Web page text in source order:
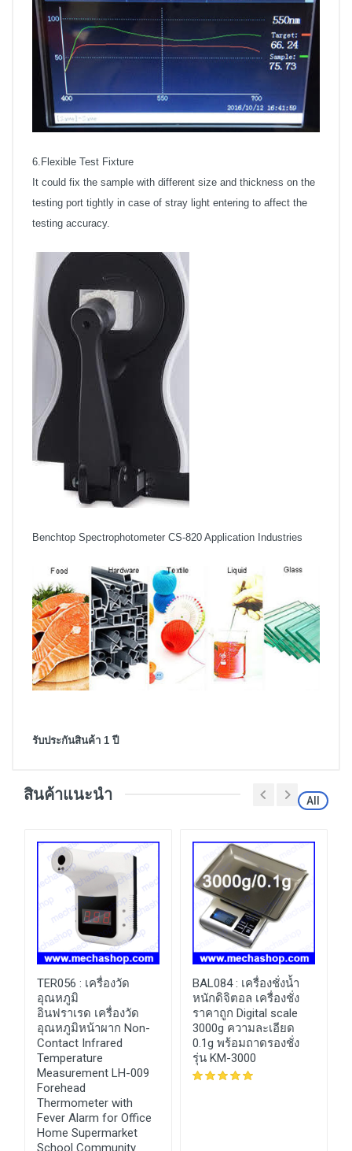
6.Flexible Test Fixture
It could fix the sample with different size and thickness on the
testing port tightly in case of stray light entering to affect the
testing accuracy.
Benchtop Spectrophotometer CS-820 Application Industries
รับประกันสินค้า 1 ปี
สินค้าแนะนำ All
TER056 : เครื่องวัด
อุณหภูมิ
อินฟราเรด เครื่องวัด
อุณหภูมิหน้าผาก Non-
Contact Infrared
Temperature
Measurement LH-009
Forehead
Thermometer with
Fever Alarm for Office
Home Supermarket
School Community
BAL084 : เครื่องชั่งน้ำ
หนักดิจิตอล เครื่องชั่ง
ราคาถูก Digital scale
3000g ความละเอียด
0.1g พร้อมถาดรองชั่ง
รุ่น KM-3000